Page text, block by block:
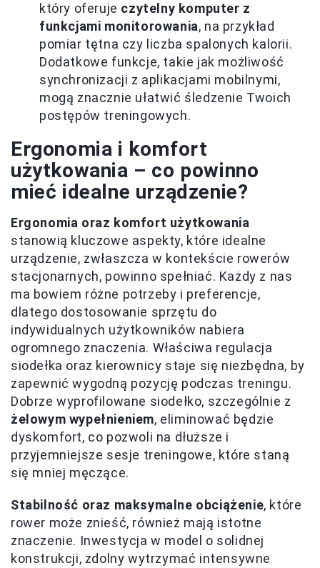
który oferuje czytelny komputer z
funkcjami monitorowania, na przykład
pomiar tętna czy liczba spalonych kalorii.
Dodatkowe funkcje, takie jak możliwość
synchronizacji z aplikacjami mobilnymi,
mogą znacznie ułatwić śledzenie Twoich
postępów treningowych.
Ergonomia i komfort
użytkowania – co powinno
mieć idealne urządzenie?
Ergonomia oraz komfort użytkowania
stanowią kluczowe aspekty, które idealne
urządzenie, zwłaszcza w kontekście rowerów
stacjonarnych, powinno spełniać. Każdy z nas
ma bowiem różne potrzeby i preferencje,
dlatego dostosowanie sprzętu do
indywidualnych użytkowników nabiera
ogromnego znaczenia. Właściwa regulacja
siodełka oraz kierownicy staje się niezbędna, by
zapewnić wygodną pozycję podczas treningu.
Dobrze wyprofilowane siodełko, szczególnie z
żelowym wypełnieniem, eliminować będzie
dyskomfort, co pozwoli na dłuższe i
przyjemniejsze sesje treningowe, które staną
się mniej męczące.
Stabilność oraz maksymalne obciążenie, które
rower może znieść, również mają istotne
znaczenie. Inwestycja w model o solidnej
konstrukcji, zdolny wytrzymać intensywne